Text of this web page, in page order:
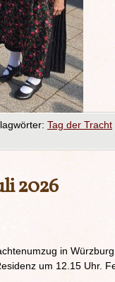
Tag der Tracht
2026
in Würzburg
um 12.15 Uhr.